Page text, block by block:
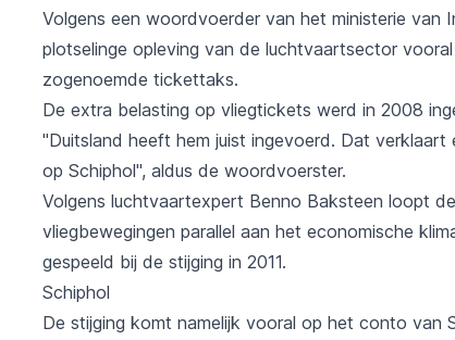
Volgens een woordvoerder van het ministerie van
plotselinge opleving van de luchtvaartsector
zogenoemde tickettaks.
De extra belasting op vliegtickets werd in 2008
"Duitsland heeft hem juist ingevoerd. Dat
op Schiphol", aldus de woordvoerster.
Volgens luchtvaartexpert Benno Baksteen loopt
vliegbewegingen parallel aan het economische
gespeeld bij de stijging in 2011.
Schiphol
De stijging komt namelijk vooral op het conto van